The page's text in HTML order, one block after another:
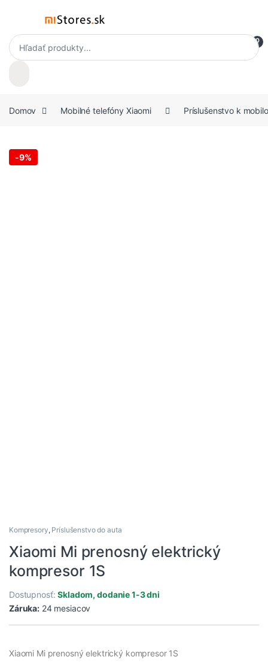
0
Products search
Domov Mobilné telefóny Xiaomi Príslušenstvo k
-9%
Kompresory, Príslušenstvo do auta
Xiaomi Mi prenosný elektrický
kompresor 1S
Dostupnosť:Skladom, dodanie 1-3 dni
Záruka: 24 mesiacov
Xiaomi Mi prenosný elektrický kompresor 1S